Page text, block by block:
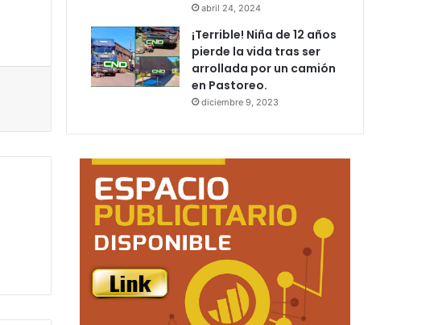
abril 24, 2024
¡Terrible! Niña de 12 años
pierde la vida tras ser
arrollada por un camión
en Pastoreo.
diciembre 9, 2023